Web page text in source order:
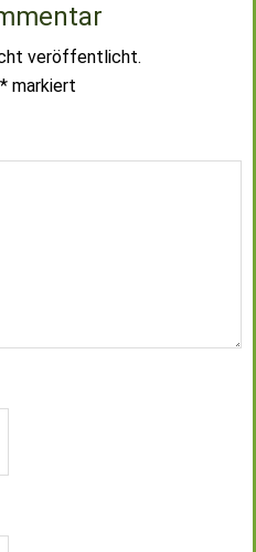
veröffentlicht.
* markiert